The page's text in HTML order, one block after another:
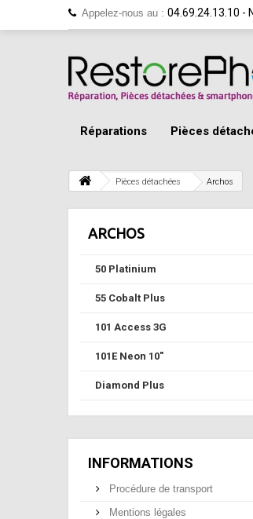
Appelez-nous au : 04.69.24.13.10 -
Réparations Pièces
Pièces détachées Archos
ARCHOS
50 Platinium
55 Cobalt Plus
101 Access 3G
101E Neon 10"
Diamond Plus
INFORMATIONS
Procédure de transport
Mentions légales